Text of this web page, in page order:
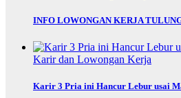
INFO LOWONGAN KERJA
Karir dan Lowongan Kerja
Karir 3 Pria ini Hancur Lebur usai